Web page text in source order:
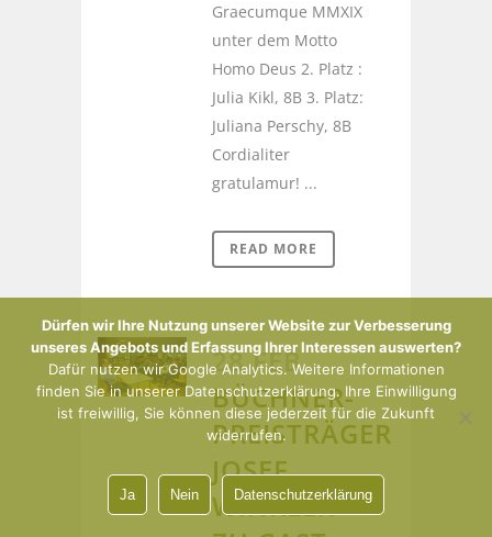
Graecumque MMXIX
unter dem Motto
Homo Deus 2. Platz :
Julia Kikl, 8B 3. Platz:
Juliana Perschy, 8B
Cordialiter
gratulamur! ...
READ MORE
28 FEB.
BÜCHNER-
PREISTRÄGER
JOSEF
WINKLER
Dürfen wir Ihre Nutzung unserer Website zur Verbesserung
unseres Angebots und Erfassung Ihrer Interessen auswerten?
Dafür nutzen wir Google Analytics. Weitere Informationen
finden Sie in unserer Datenschutzerklärung. Ihre Einwilligung
ist freiwillig, Sie können diese jederzeit für die Zukunft
widerrufen.
Ja Nein Datenschutzerklärung